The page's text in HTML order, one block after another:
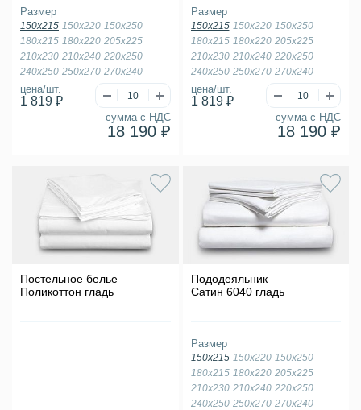
цена/шт.
1 819 ₽
сумма с НДС
18 190 ₽
Размер
150х215 150х220 150х250
180х215 180х220 205х225
210х230 210х240 220х250
240х250 250х270 270х240
цена/шт.
1 819 ₽
сумма с НДС
18 190 ₽
Размер
150х215 150х220 150х250
180х215 180х220 205х225
210х230 210х240 220х250
240х250 250х270 270х240
Постельное белье
Поликоттон гладь
Пододеяльник
Сатин 6040 гладь
Размер
150х215 150х220 150х250
180х215 180х220 205х225
210х230 210х240 220х250
240х250 250х270 270х240